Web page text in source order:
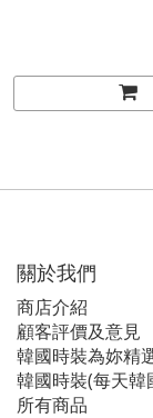
關於我們
商店介紹
顧客評價及意見
韓國時裝為妳精
韓國時裝(每天韓
所有商品